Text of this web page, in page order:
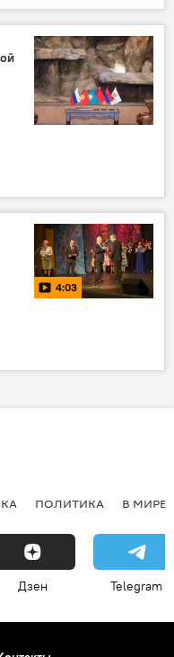
4:03
ПОЛИТИКА В МИРЕ
Дзен Telegram